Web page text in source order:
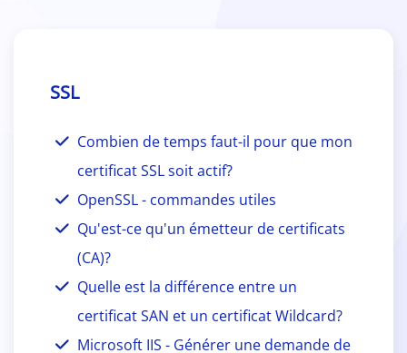
SSL
Combien de temps faut-il pour que mon
certificat SSL soit actif?
OpenSSL - commandes utiles
Qu'est-ce qu'un émetteur de certificats
(CA)?
Quelle est la différence entre un
certificat SAN et un certificat Wildcard?
Microsoft IIS - Générer une demande de